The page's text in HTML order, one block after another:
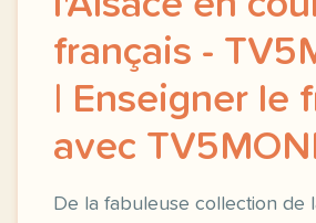
français -
| Enseigner le
avec
De la fabuleuse collection de